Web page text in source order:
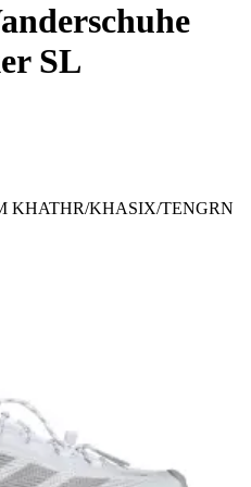
SL
KHATHR/KHASIX/TENGRN